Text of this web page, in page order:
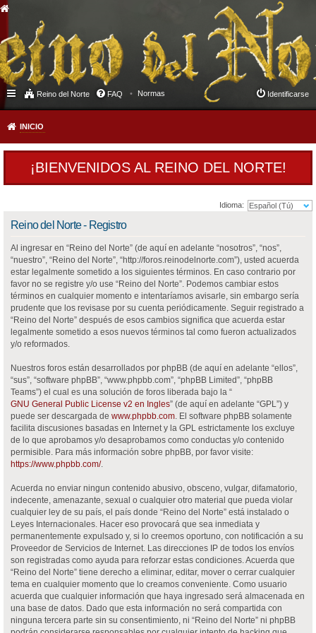
Reino del Norte FAQ Normas Identificarse
INICIO
¡BIENVENIDOS AL REINO DEL NORTE!
Idioma:
Reino del Norte - Registro
Al ingresar en “Reino del Norte” (de aquí en adelante “nosotros”, “nos”,
“nuestro”, “Reino del Norte”, “http://foros.reinodelnorte.com”), usted acuerda
estar legalmente sometido a los siguientes términos. En caso contrario por
favor no se registre y/o use “Reino del Norte”. Podemos cambiar estos
términos en cualquier momento e intentaríamos avisarle, sin embargo sería
prudente que los revisase por su cuenta periódicamente. Seguir registrado a
“Reino del Norte” después de esos cambios significa que acuerda estar
legalmente sometido a esos nuevos términos tal como fueron actualizados
y/o reformados.
Nuestros foros están desarrollados por phpBB (de aquí en adelante “ellos”,
“sus”, “software phpBB”, “www.phpbb.com”, “phpBB Limited”, “phpBB
Teams”) el cual es una solución de foros liberada bajo la “
GNU General Public License v2 en Ingles” (de aquí en adelante “GPL”) y
puede ser descargada de www.phpbb.com. El software phpBB solamente
facilita discusiones basadas en Internet y la GPL estrictamente los excluye
de lo que aprobamos y/o desaprobamos como conductas y/o contenido
permisible. Para más información sobre phpBB, por favor visite:
https://www.phpbb.com/.
Acuerda no enviar ningun contenido abusivo, obsceno, vulgar, difamatorio,
indecente, amenazante, sexual o cualquier otro material que pueda violar
cualquier ley de su país, el país donde “Reino del Norte” está instalado o
Leyes Internacionales. Hacer eso provocará que sea inmediata y
permanentemente expulsado y, si lo creemos oportuno, con notificación a su
Proveedor de Servicios de Internet. Las direcciones IP de todos los envíos
son registradas como ayuda para reforzar estas condiciones. Acuerda que
“Reino del Norte” tiene derecho a eliminar, editar, mover o cerrar cualquier
tema en cualquier momento que lo creamos conveniente. Como usuario
acuerda que cualquier información que haya ingresado será almacenada en
una base de datos. Dado que esta información no será compartida con
ninguna tercera parte sin su consentimiento, ni “Reino del Norte” ni phpBB